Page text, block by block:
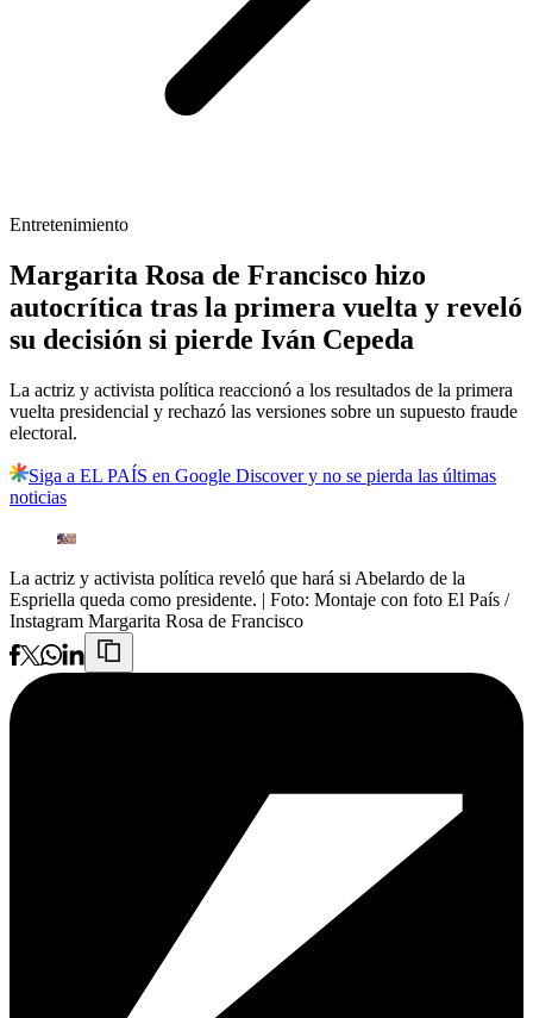
Entretenimiento
Margarita Rosa de Francisco hizo
autocrítica tras la primera vuelta y reveló
su decisión si pierde Iván Cepeda
La actriz y activista política reaccionó a los resultados de la primera
vuelta presidencial y rechazó las versiones sobre un supuesto fraude
electoral.
Siga a EL PAÍS en Google Discover y no se pierda las últimas
noticias
La actriz y activista política reveló que hará si Abelardo de la
Espriella queda como presidente. | Foto: Montaje con foto El País /
Instagram Margarita Rosa de Francisco